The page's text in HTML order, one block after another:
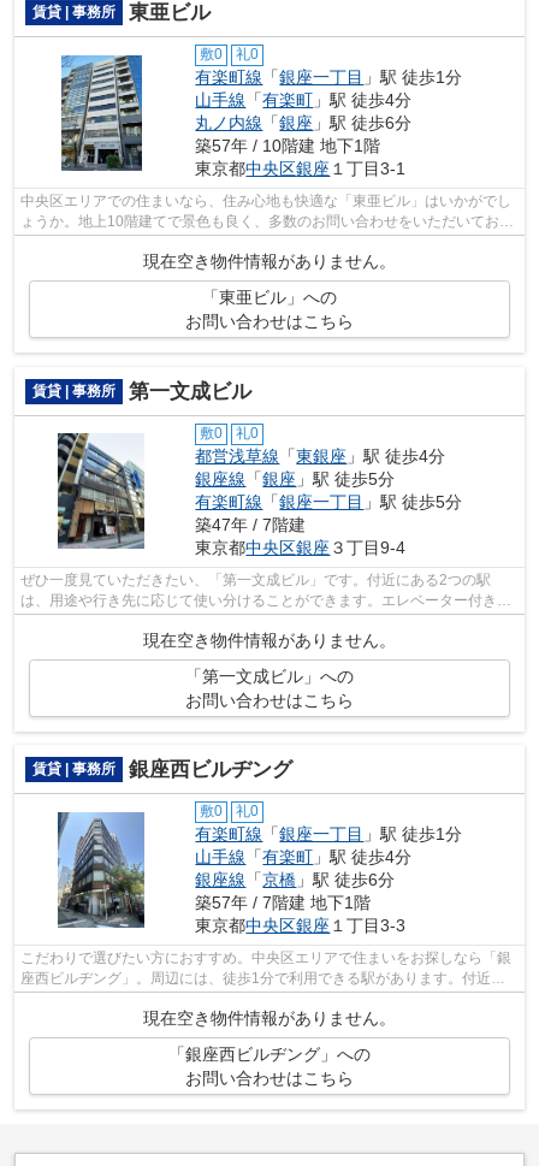
賃貸 | 事務所 東亜ビル
敷0 礼0
有楽町線 「銀座一丁目 」駅 徒歩1分
山手線 「有楽町 」駅 徒歩4分
丸ノ内線 「銀座 」駅 徒歩6分
築57年 / 10階建 地下1階
東京都中央区銀座 １丁目3-1
中央区エリアでの住まいなら、住み心地も快適な「東亜ビル」はいかがでし
ょうか。地上10階建てで景色も良く、多数のお問い合わせをいただいており
現在空き物件情報がありません。
「東亜ビル」への
お問い合わせはこちら
賃貸 | 事務所 第一文成ビル
敷0 礼0
都営浅草線 「東銀座 」駅 徒歩4分
銀座線 「銀座 」駅 徒歩5分
有楽町線 「銀座一丁目 」駅 徒歩5分
築47年 / 7階建
東京都中央区銀座 ３丁目9-4
ぜひ一度見ていただきたい、「第一文成ビル」です。付近にある2つの駅
は、用途や行き先に応じて使い分けることができます。エレベーター付きの
物件です。駅まで4分と、駅近でアクセス...
現在空き物件情報がありません。
「第一文成ビル」への
お問い合わせはこちら
賃貸 | 事務所 銀座西ビルヂング
敷0 礼0
有楽町線 「銀座一丁目 」駅 徒歩1分
山手線 「有楽町 」駅 徒歩4分
銀座線 「京橋 」駅 徒歩6分
築57年 / 7階建 地下1階
東京都中央区銀座 １丁目3-3
こだわりで選びたい方におすすめ。中央区エリアで住まいをお探しなら「銀
座西ビルヂング」。周辺には、徒歩1分で利用できる駅があります。付近に
現在空き物件情報がありません。
「銀座西ビルヂング」への
お問い合わせはこちら